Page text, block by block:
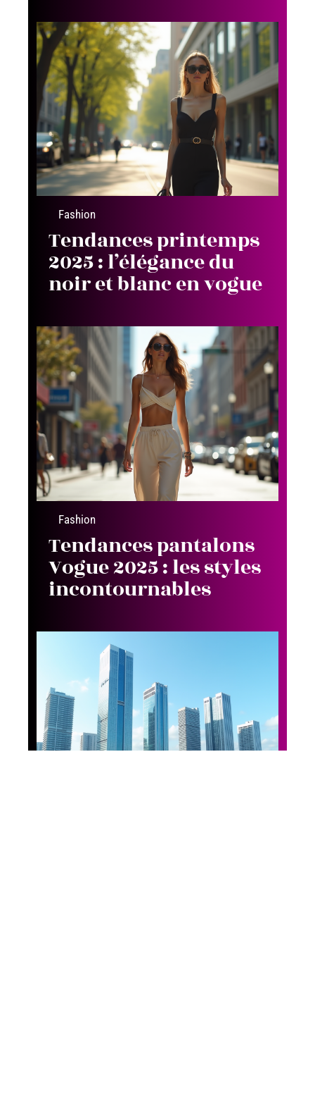
Fashion
Tendances printemps
2025 : l’élégance du
noir et blanc en vogue
Fashion
Tendances pantalons
Vogue 2025 : les styles
incontournables